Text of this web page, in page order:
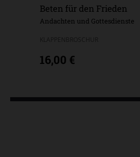
Beten für den Frieden
-
Andachten und Gottesdienste
16,00 €